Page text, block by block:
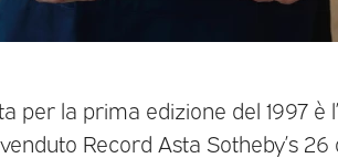
per la prima edizione del 1997 è
Record Asta Sotheby’s